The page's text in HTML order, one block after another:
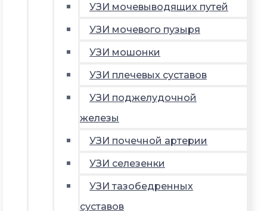
УЗИ мочевыводящих путей
УЗИ мочевого пузыря
УЗИ мошонки
УЗИ плечевых суставов
УЗИ поджелудочной
железы
УЗИ почечной артерии
УЗИ селезенки
УЗИ тазобедренных
суставов